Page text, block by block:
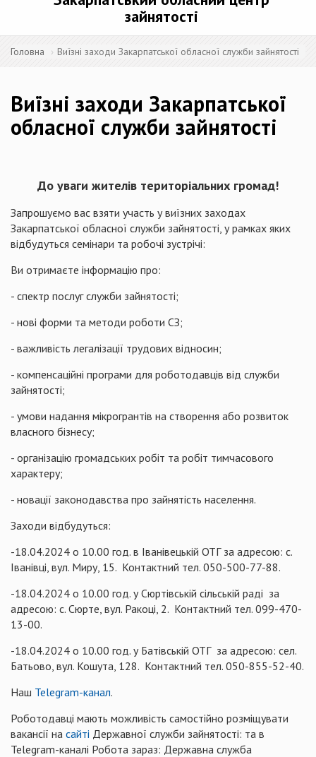
зайнятості
Головна Виїзні заходи Закарпатської обласної служби зайнятості
Виїзні заходи Закарпатської
обласної служби зайнятості
До уваги жителів територіальних громад!
Запрошуємо вас взяти участь у виїзних заходах
Закарпатської обласної служби зайнятості, у рамках яких
відбудуться семінари та робочі зустрічі:
Ви отримаєте інформацію про:
- спектр послуг служби зайнятості;
- нові форми та методи роботи СЗ;
- важливість легалізації трудових відносин;
- компенсаційні програми для роботодавців від служби
зайнятості;
- умови надання мікрогрантів на створення або розвиток
власного бізнесу;
- організацію громадських робіт та робіт тимчасового
характеру;
- новації законодавства про зайнятість населення.
Заходи відбудуться:
-18.04.2024 о 10.00 год. в Іванівецькій ОТГ за адресою: с.
Іванівці, вул. Миру, 15. Контактний тел. 050-500-77-88.
-18.04.2024 о 10.00 год. у Сюртівській сільській раді за
адресою: с. Сюрте, вул. Ракоці, 2. Контактний тел. 099-470-
13-00.
-18.04.2024 о 10.00 год. у Батівській ОТГ за адресою: сел.
Батьово, вул. Кошута, 128. Контактний тел. 050-855-52-40.
Наш Telegram-канал.
Роботодавці мають можливість самостійно розміщувати
вакансії на сайті Державної служби зайнятості: та в
Telegram-каналі Робота зараз: Державна служба